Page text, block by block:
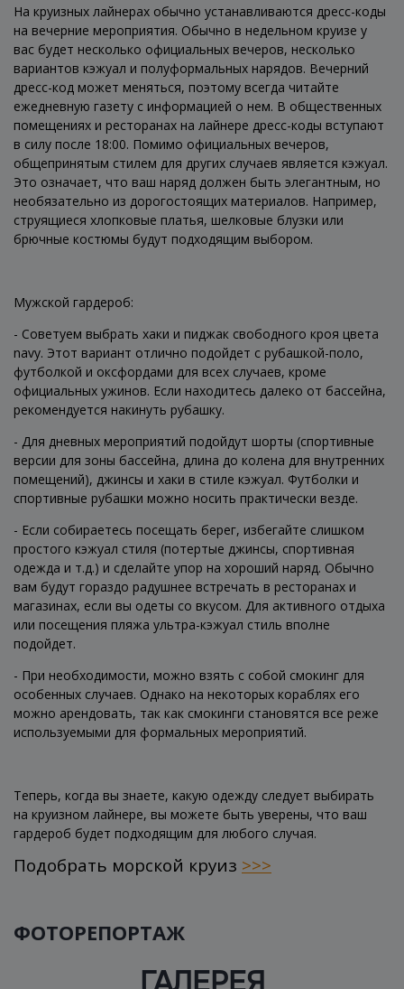
На круизных лайнерах обычно устанавливаются дресс-коды
на вечерние мероприятия. Обычно в недельном круизе у
вас будет несколько официальных вечеров, несколько
вариантов кэжуал и полуформальных нарядов. Вечерний
дресс-код может меняться, поэтому всегда читайте
ежедневную газету с информацией о нем. В общественных
помещениях и ресторанах на лайнере дресс-коды вступают
в силу после 18:00. Помимо официальных вечеров,
общепринятым стилем для других случаев является кэжуал.
Это означает, что ваш наряд должен быть элегантным, но
необязательно из дорогостоящих материалов. Например,
струящиеся хлопковые платья, шелковые блузки или
брючные костюмы будут подходящим выбором.
Мужской гардероб:
- Советуем выбрать хаки и пиджак свободного кроя цвета
navy. Этот вариант отлично подойдет с рубашкой-поло,
футболкой и оксфордами для всех случаев, кроме
официальных ужинов. Если находитесь далеко от бассейна,
рекомендуется накинуть рубашку.
- Для дневных мероприятий подойдут шорты (спортивные
версии для зоны бассейна, длина до колена для внутренних
помещений), джинсы и хаки в стиле кэжуал. Футболки и
спортивные рубашки можно носить практически везде.
- Если собираетесь посещать берег, избегайте слишком
простого кэжуал стиля (потертые джинсы, спортивная
одежда и т.д.) и сделайте упор на хороший наряд. Обычно
вам будут гораздо радушнее встречать в ресторанах и
магазинах, если вы одеты со вкусом. Для активного отдыха
или посещения пляжа ультра-кэжуал стиль вполне
подойдет.
- При необходимости, можно взять с собой смокинг для
особенных случаев. Однако на некоторых кораблях его
можно арендовать, так как смокинги становятся все реже
используемыми для формальных мероприятий.
Теперь, когда вы знаете, какую одежду следует выбирать
на круизном лайнере, вы можете быть уверены, что ваш
гардероб будет подходящим для любого случая.
Подобрать морской круиз >>>
ФОТОРЕПОРТАЖ